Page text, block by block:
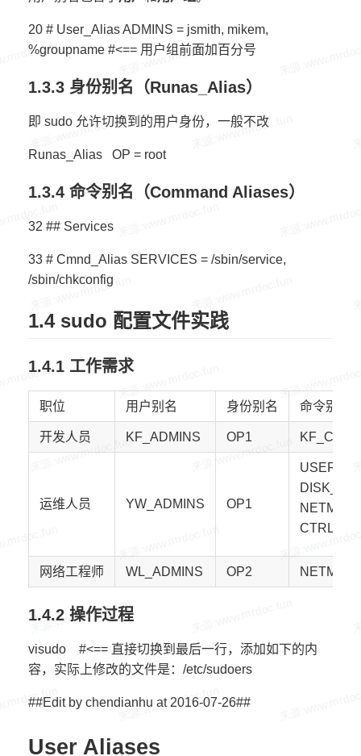
20 # User_Alias ADMINS = jsmith, mikem,
%groupname #<== 用户组前面加百分号
1.3.3 身份别名（Runas_Alias）
即 sudo 允许切换到的用户身份，一般不改
Runas_Alias OP = root
1.3.4 命令别名（Command Aliases）
32 ## Services
33 # Cmnd_Alias SERVICES = /sbin/service,
/sbin/chkconfig
1.4 sudo 配置文件实践
1.4.1 工作需求
职位 用户别名 身份别名 命令别名
开发人员 KF_ADMINS OP1 KF_CMD
运维人员 YW_ADMINS OP1
网络工程师 WL_ADMINS OP2
1.4.2 操作过程
visudo #<== 直接切换到最后一行，添加如下的内
容，实际上修改的文件是：/etc/sudoers
##Edit by chendianhu at 2016-07-26##
User Aliases